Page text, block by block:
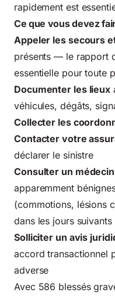
rapidement est
Ce que vous devez
Appeler les secours
présents — le rapport
essentielle pour toute
Documenter les lieux
véhicules, dégâts,
Collecter les
Contacter votre
déclarer le sinistre
Consulter un médecin
apparemment
(commotions, lésions
dans les jours suivants
Solliciter un avis
accord transactionnel
adverse
Avec 586 blessés